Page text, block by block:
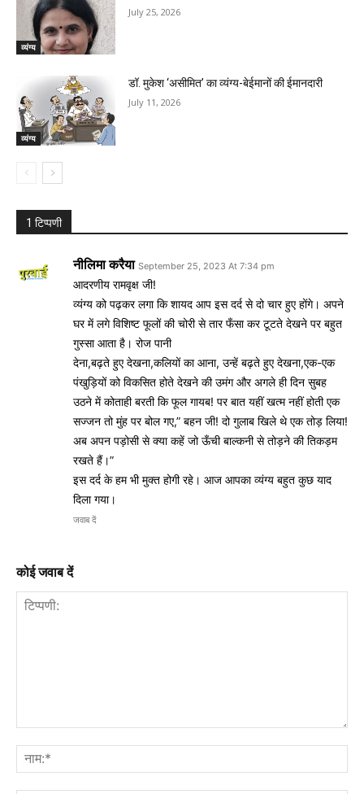
व्यंग्य
July 25, 2026
व्यंग्य
डॉ. मुकेश ‘असीमित’ का व्यंग्य-बेईमानों की ईमानदारी
July 11, 2026
1 टिप्पणी
नीलिमा करैया September 25, 2023 At 7:34 pm
आदरणीय रामवृक्ष जी!
व्यंग्य को पढ़कर लगा कि शायद आप इस दर्द से दो चार हुए होंगे। अपने
घर में लगे विशिष्ट फूलों की चोरी से तार फँसा कर टूटते देखने पर बहुत
गुस्सा आता है। रोज पानी
देना,बढ़ते हुए देखना,कलियों का आना, उन्हें बढ़ते हुए देखना,एक-एक
पंखुड़ियों को विकसित होते देखने की उमंग और अगले ही दिन सुबह
उठने में कोताही बरती कि फूल गायब! पर बात यहीं खत्म नहीं होती एक
सज्जन तो मुंह पर बोल गए,” बहन जी! दो गुलाब खिले थे एक तोड़ लिया!
अब अपन पड़ोसी से क्या कहें जो ऊँची बाल्कनी से तोड़ने की तिकड़म
रखते हैं।”
इस दर्द के हम भी मुक्त होगी रहे। आज आपका व्यंग्य बहुत कुछ याद
दिला गया।
जवाब दें
कोई जवाब दें